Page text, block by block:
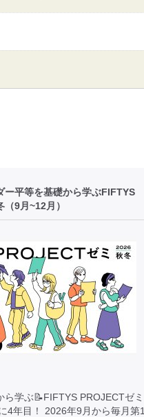
ー平等を基礎から学ぶFIFTYS
9月~12月）
ら学ぶ📝FIFTYS PROJECTゼミ
4年目！ 2026年9月から毎月第1